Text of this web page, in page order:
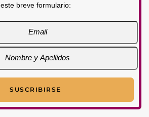
este breve formulario: